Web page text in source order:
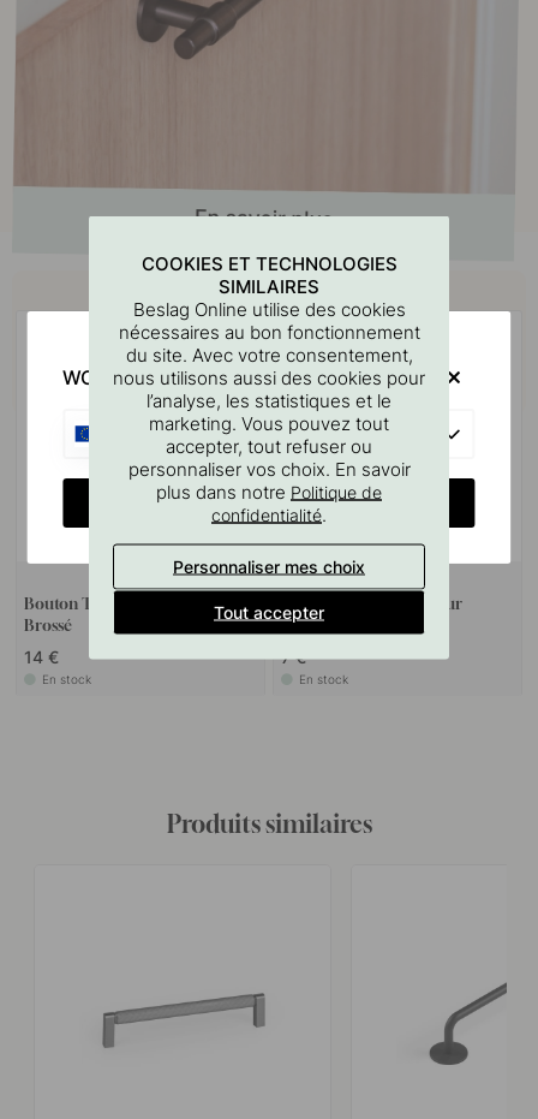
Achetez avec
+ COULEURS
Bouton T Brooklyn - Noir
Brossé
14 €
En stock
127
Gabarit De Perçage Pour
Poignées Et Boutons
7 €
En stock
Produits similaires
COOKIES ET TECHNOLOGIES
SIMILAIRES
Beslag Online utilise des cookies
nécessaires au bon fonctionnement
du site. Avec votre consentement,
nous utilisons aussi des cookies pour
l’analyse, les statistiques et le
marketing. Vous pouvez tout
accepter, tout refuser ou
personnaliser vos choix. En savoir
plus dans notre Politique de
confidentialité.
Personnaliser mes choix
Tout accepter
WOULD YOU RATHER VISIT?
CHANGE COUNTRY